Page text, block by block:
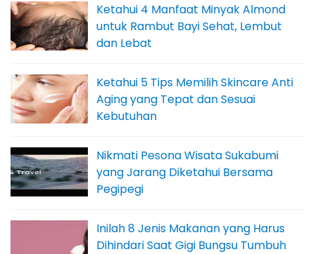
Ketahui 4 Manfaat Minyak Almond
untuk Rambut Bayi Sehat, Lembut
dan Lebat
Ketahui 5 Tips Memilih Skincare Anti
Aging yang Tepat dan Sesuai
Kebutuhan
Nikmati Pesona Wisata Sukabumi
yang Jarang Diketahui Bersama
Pegipegi
Inilah 8 Jenis Makanan yang Harus
Dihindari Saat Gigi Bungsu Tumbuh